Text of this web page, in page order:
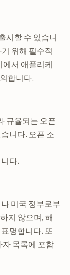
시할 수 있습니
위해 필수적
에서 애플리케
합니다.
규율되는 오픈
니다. 오픈 소
다.
미국 정부로부
지 않으며, 해
명합니다. 또
자 목록에 포함